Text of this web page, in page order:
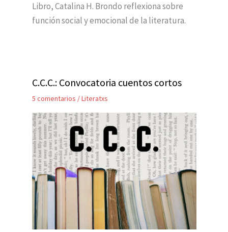
Libro, Catalina H. Brondo reflexiona sobre
función social y emocional de la literatura.
C.C.C.: Convocatoria cuentos cortos
5 comentarios /Literatxs